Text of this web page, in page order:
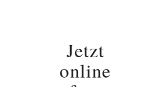
Jetzt
online